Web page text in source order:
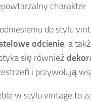
charakter.
do stylu
odcienie, a
się również
i przywołują
w stylu vintage to